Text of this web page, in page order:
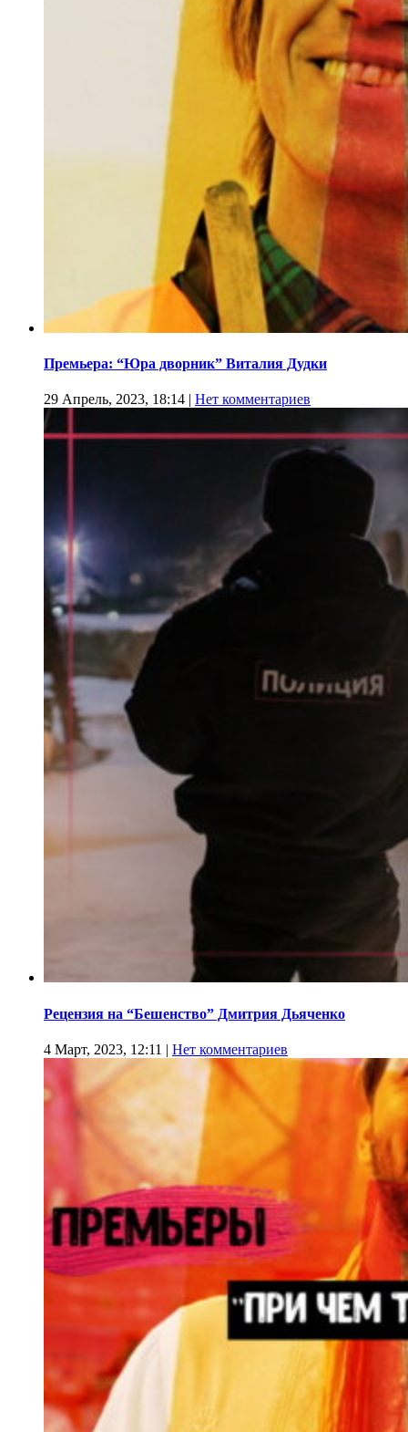
Премьера: “Юра дворник” Виталия Дудки
29 Апрель, 2023, 18:14 | Нет комментариев
Рецензия на “Бешенство” Дмитрия Дьяченко
4 Март, 2023, 12:11 | Нет комментариев